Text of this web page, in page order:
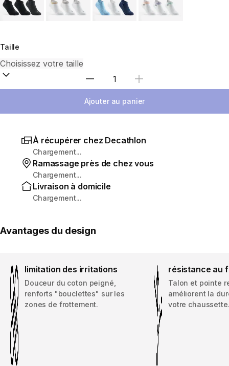
Taille
Sélectionnez la quantité
Ajouter au panier
À récupérer chez Decathlon
Chargement...
Ramassage près de chez vous
Chargement...
Livraison à domicile
Chargement...
Avantages du design
limitation des irritations
Douceur du coton peigné,
renforts "bouclettes" sur les
zones de frottement.
résistance au
Talon et pointe
améliorent la
votre